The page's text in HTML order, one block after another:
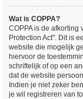
Wat is COPPA?
COPPA is de afkorting
Protection Act". Dit is
website die mogelijk
hiervoor de
schriftelijk of op een
dat de website
Indien je niet zeker
je wil registreren van